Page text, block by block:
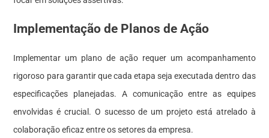
Implementação de Planos de Ação
Implementar um plano de ação requer um acompanhamento
rigoroso para garantir que cada etapa seja executada dentro das
especificações planejadas. A comunicação entre as equipes
envolvidas é crucial. O sucesso de um projeto está atrelado à
colaboração eficaz entre os setores da empresa.